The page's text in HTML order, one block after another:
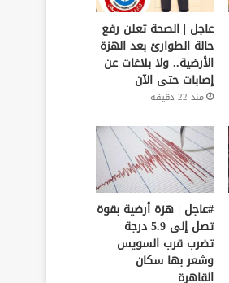
عاجل | الصحة تعلن رفع
حالة الطوارئ بعد الهزة
الأرضية.. ولا بلاغات عن
إصابات حتى الآن
منذ 22 دقيقة
#عاجل | هزة أرضية بقوة
تصل إلى 5.9 درجة
تضرب قرب السويس
وشعر بها سكان
القاهرة